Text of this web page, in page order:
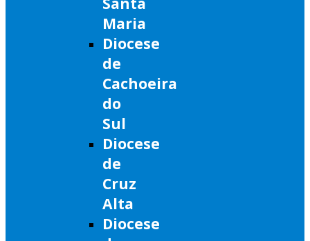
Maria
Diocese
de
Cachoeira
do
Sul
Diocese
de
Cruz
Alta
Diocese